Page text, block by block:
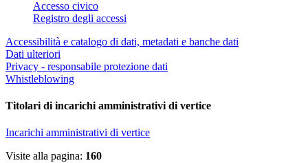
Accesso civico
Registro degli accessi
Accessibilità e catalogo di dati, metadati e banche dati
Dati ulteriori
Privacy - responsabile protezione dati
Whistleblowing
Titolari di incarichi amministrativi di vertice
Incarichi amministrativi di vertice
Visite alla pagina: 160